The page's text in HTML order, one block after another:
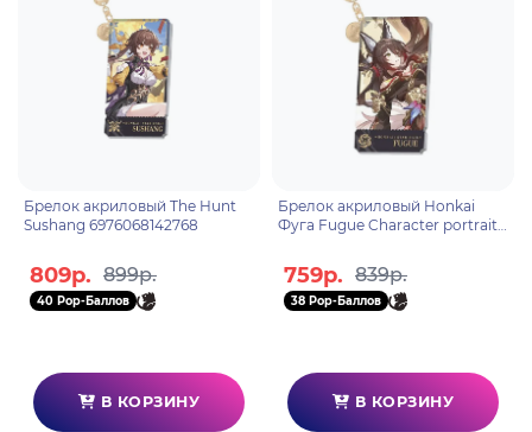
Брелок акриловый The Hunt
Sushang 6976068142768
809р. 899р.
40 Pop-Баллов
В КОРЗИНУ
Брелок акриловый Honkai
Фуга Fugue Character portrait
759р. 839р.
38 Pop-Баллов
В КОРЗИНУ